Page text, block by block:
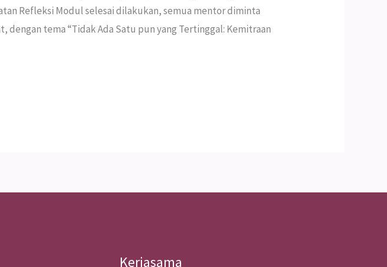
Refleksi Modul selesai dilakukan, semua mentor diminta
tema “Tidak Ada Satu pun yang Tertinggal: Kemitraan
Kerjasama